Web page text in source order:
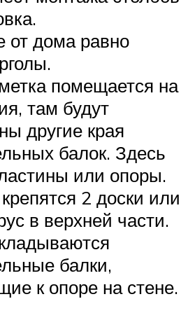
от дома равно
помещается на
там будут
другие края
балок. Здесь
или опоры.
2 доски или
в верхней части.
балки,
к опоре на стене.